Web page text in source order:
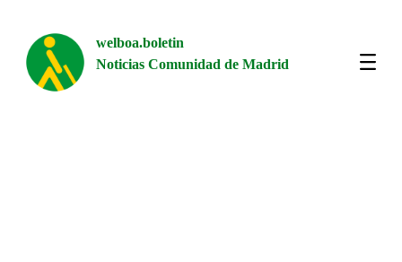
welboa.boletin
Noticias Comunidad de Madrid